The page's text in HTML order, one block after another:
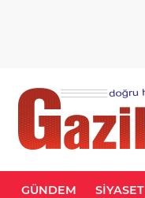
GÜNDEM SİYASET